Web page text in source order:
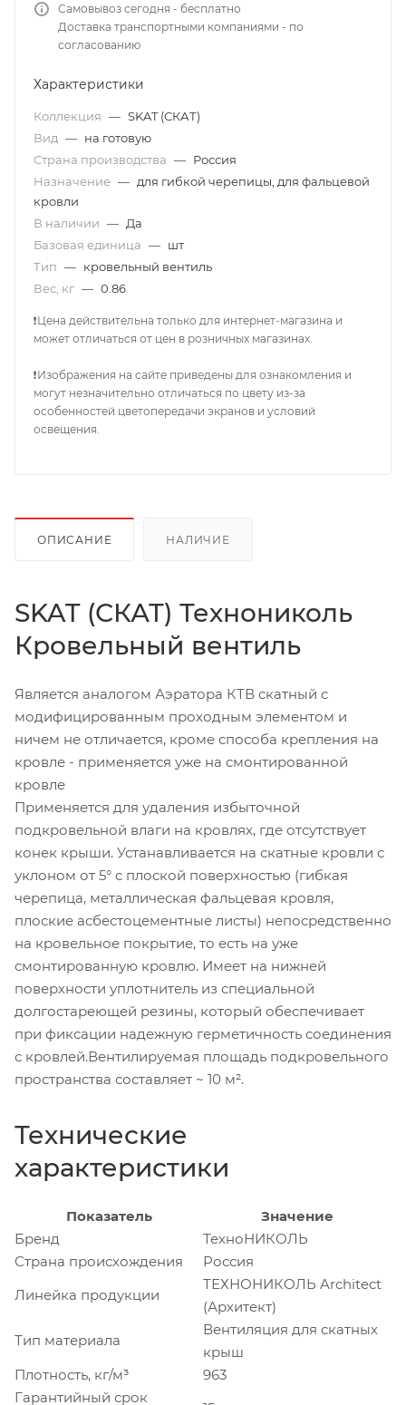
Самовывоз сегодня - бесплатно
Доставка транспортными компаниями - по
согласованию
Характеристики
Коллекция — SKAT (СКАТ)
Вид — на готовую
Страна производства — Россия
Назначение — для гибкой черепицы, для фальцевой
кровли
В наличии — Да
Базовая единица — шт
Тип — кровельный вентиль
Вес, кг — 0.86
❗Цена действительна только для интернет-магазина и
может отличаться от цен в розничных магазинах.
❗Изображения на сайте приведены для ознакомления и
могут незначительно отличаться по цвету из-за
особенностей цветопередачи экранов и условий
освещения.
ОПИСАНИЕ НАЛИЧИЕ
SKAT (СКАТ) Технониколь
Кровельный вентиль
Является аналогом Аэратора КТВ скатный с
модифицированным проходным элементом и
ничем не отличается, кроме способа крепления на
кровле - применяется уже на смонтированной
кровле
Применяется для удаления избыточной
подкровельной влаги на кровлях, где отсутствует
конек крыши. Устанавливается на скатные кровли с
уклоном от 5° с плоской поверхностью (гибкая
черепица, металлическая фальцевая кровля,
плоские асбестоцементные листы) непосредственно
на кровельное покрытие, то есть на уже
смонтированную кровлю. Имеет на нижней
поверхности уплотнитель из специальной
долгостареющей резины, который обеспечивает
при фиксации надежную герметичность соединения
с кровлей.Вентилируемая площадь подкровельного
пространства составляет ~ 10 м².
Технические
характеристики
Показатель
Значение
Бренд
ТехноНИКОЛЬ
Страна происхождения
Россия
Линейка продукции
ТЕХНОНИКОЛЬ Architect
(Архитект)
Тип материала
Вентиляция для скатных
крыш
Плотность, кг/м³
963
Гарантийный срок